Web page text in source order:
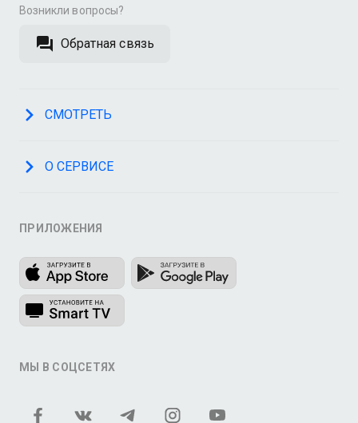
Возникли вопросы?
Обратная связь
СМОТРЕТЬ
О СЕРВИСЕ
ПРИЛОЖЕНИЯ
МЫ В СОЦСЕТЯХ